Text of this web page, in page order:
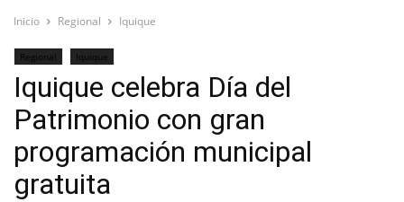
Inicio Regional Iquique
Regional Iquique
Iquique celebra Día del
Patrimonio con gran
programación municipal
gratuita